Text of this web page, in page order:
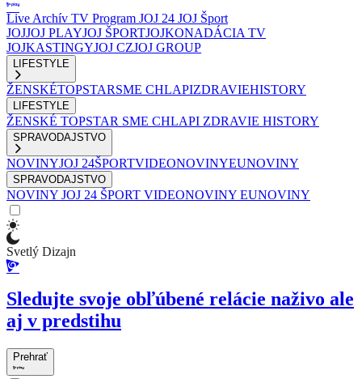
Live Archív TV Program JOJ 24 JOJ Šport
JOJJOJ PLAYJOJ ŠPORTJOJKONADÁCIA TV
JOJKASTINGYJOJ CZJOJ GROUP
LIFESTYLE
ŽENSKÉTOPSTARSME CHLAPIZDRAVIEHISTORY
LIFESTYLE
ŽENSKÉ TOPSTAR SME CHLAPI ZDRAVIE HISTORY
SPRAVODAJSTVO
NOVINYJOJ 24ŠPORTVIDEONOVINYEUNOVINY
SPRAVODAJSTVO
NOVINY JOJ 24 ŠPORT VIDEONOVINY EUNOVINY
Svetlý Dizajn
Sledujte svoje obľúbené relácie naživo ale
aj v predstihu
Prehrať